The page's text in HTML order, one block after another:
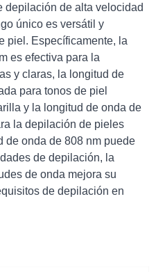
depilación de alta velocidad
único es versátil y
piel. Específicamente, la
es efectiva para la
y claras, la longitud de
para tonos de piel
y la longitud de onda de
la depilación de pieles
de onda de 808 nm puede
de depilación, la
de onda mejora su
de depilación en